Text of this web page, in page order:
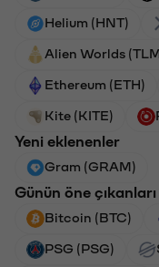
Helium (HNT)
Alien Worlds
Ethereum (ETH)
Kite (KITE)
Yeni eklenenler
Gram (GRAM)
Günün öne çıkanları
Bitcoin (BTC)
PSG (PSG)